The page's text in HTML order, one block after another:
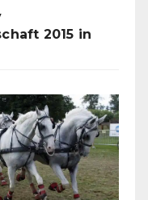
2015 in